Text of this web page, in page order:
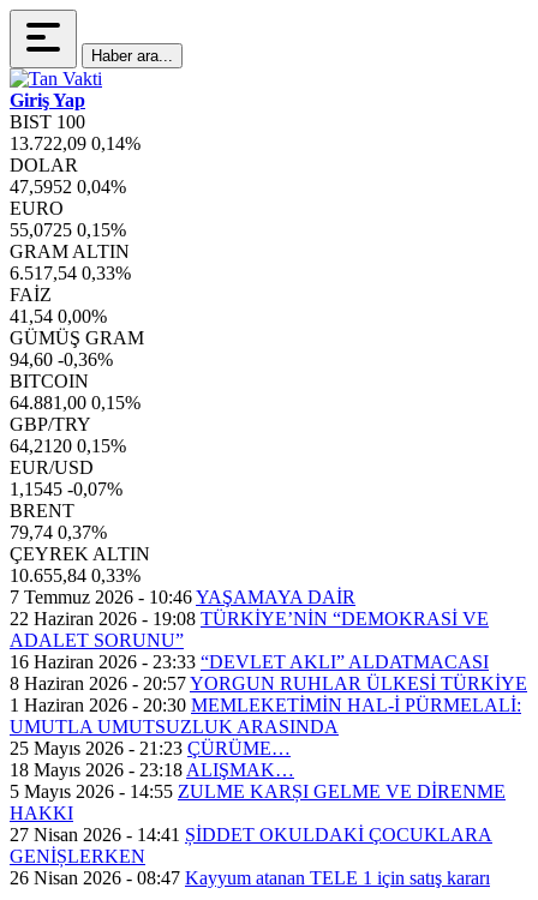
Haber ara...
Giriş Yap
BIST 100
13.722,09 0,14%
DOLAR
47,5952 0,04%
EURO
55,0725 0,15%
GRAM ALTIN
6.517,54 0,33%
FAİZ
41,54 0,00%
GÜMÜŞ GRAM
94,60 -0,36%
BITCOIN
64.881,00 0,15%
GBP/TRY
64,2120 0,15%
EUR/USD
1,1545 -0,07%
BRENT
79,74 0,37%
ÇEYREK ALTIN
10.655,84 0,33%
7 Temmuz 2026 - 10:46YAŞAMAYA DAİR
22 Haziran 2026 - 19:08 TÜRKİYE’NİN “DEMOKRASİ VE
ADALET SORUNU”
16 Haziran 2026 - 23:33 “DEVLET AKLI” ALDATMACASI
8 Haziran 2026 - 20:57YORGUN RUHLAR ÜLKESİ TÜRKİYE
1 Haziran 2026 - 20:30 MEMLEKETİMİN HAL-İ PÜRMELALİ:
UMUTLA UMUTSUZLUK ARASINDA
25 Mayıs 2026 - 21:23 ÇÜRÜME…
18 Mayıs 2026 - 23:18 ALIŞMAK…
5 Mayıs 2026 - 14:55 ZULME KARȘI GELME VE DİRENME
HAKKI
27 Nisan 2026 - 14:41 ȘİDDET OKULDAKİ ÇOCUKLARA
GENİȘLERKEN
26 Nisan 2026 - 08:47 Kayyum atanan TELE 1 için satış kararı